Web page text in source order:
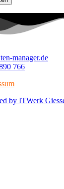
manager.de
766
by ITWerk